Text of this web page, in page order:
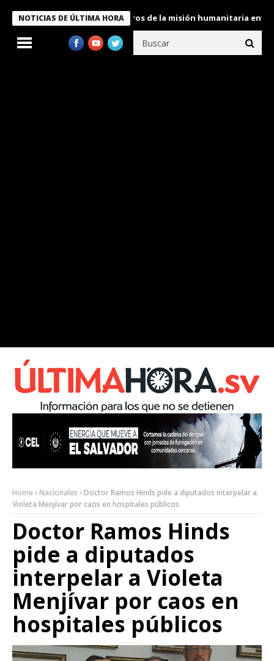
NOTICIAS DE ÚLTIMA HORA
condecora a miembros de la misión humanitaria enviada a
Home Nacionales
Doctor Ramos Hinds pide a diputados interpelar a
Violeta Menjívar por caos en hospitales públicos
Doctor Ramos Hinds
pide a diputados
interpelar a Violeta
Menjívar por caos en
hospitales públicos